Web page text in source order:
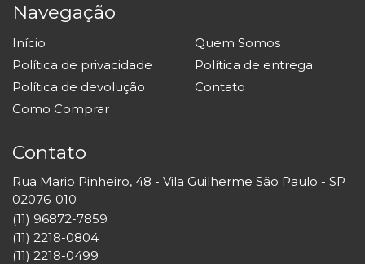
Navegação
Início
Quem Somos
Política de privacidade
Política de entrega
Política de devolução
Contato
Como Comprar
Contato
Rua Mario Pinheiro, 48 - Vila Guilherme São Paulo - SP
02076-010
(11) 96872-7859
(11) 2218-0804
(11) 2218-0499